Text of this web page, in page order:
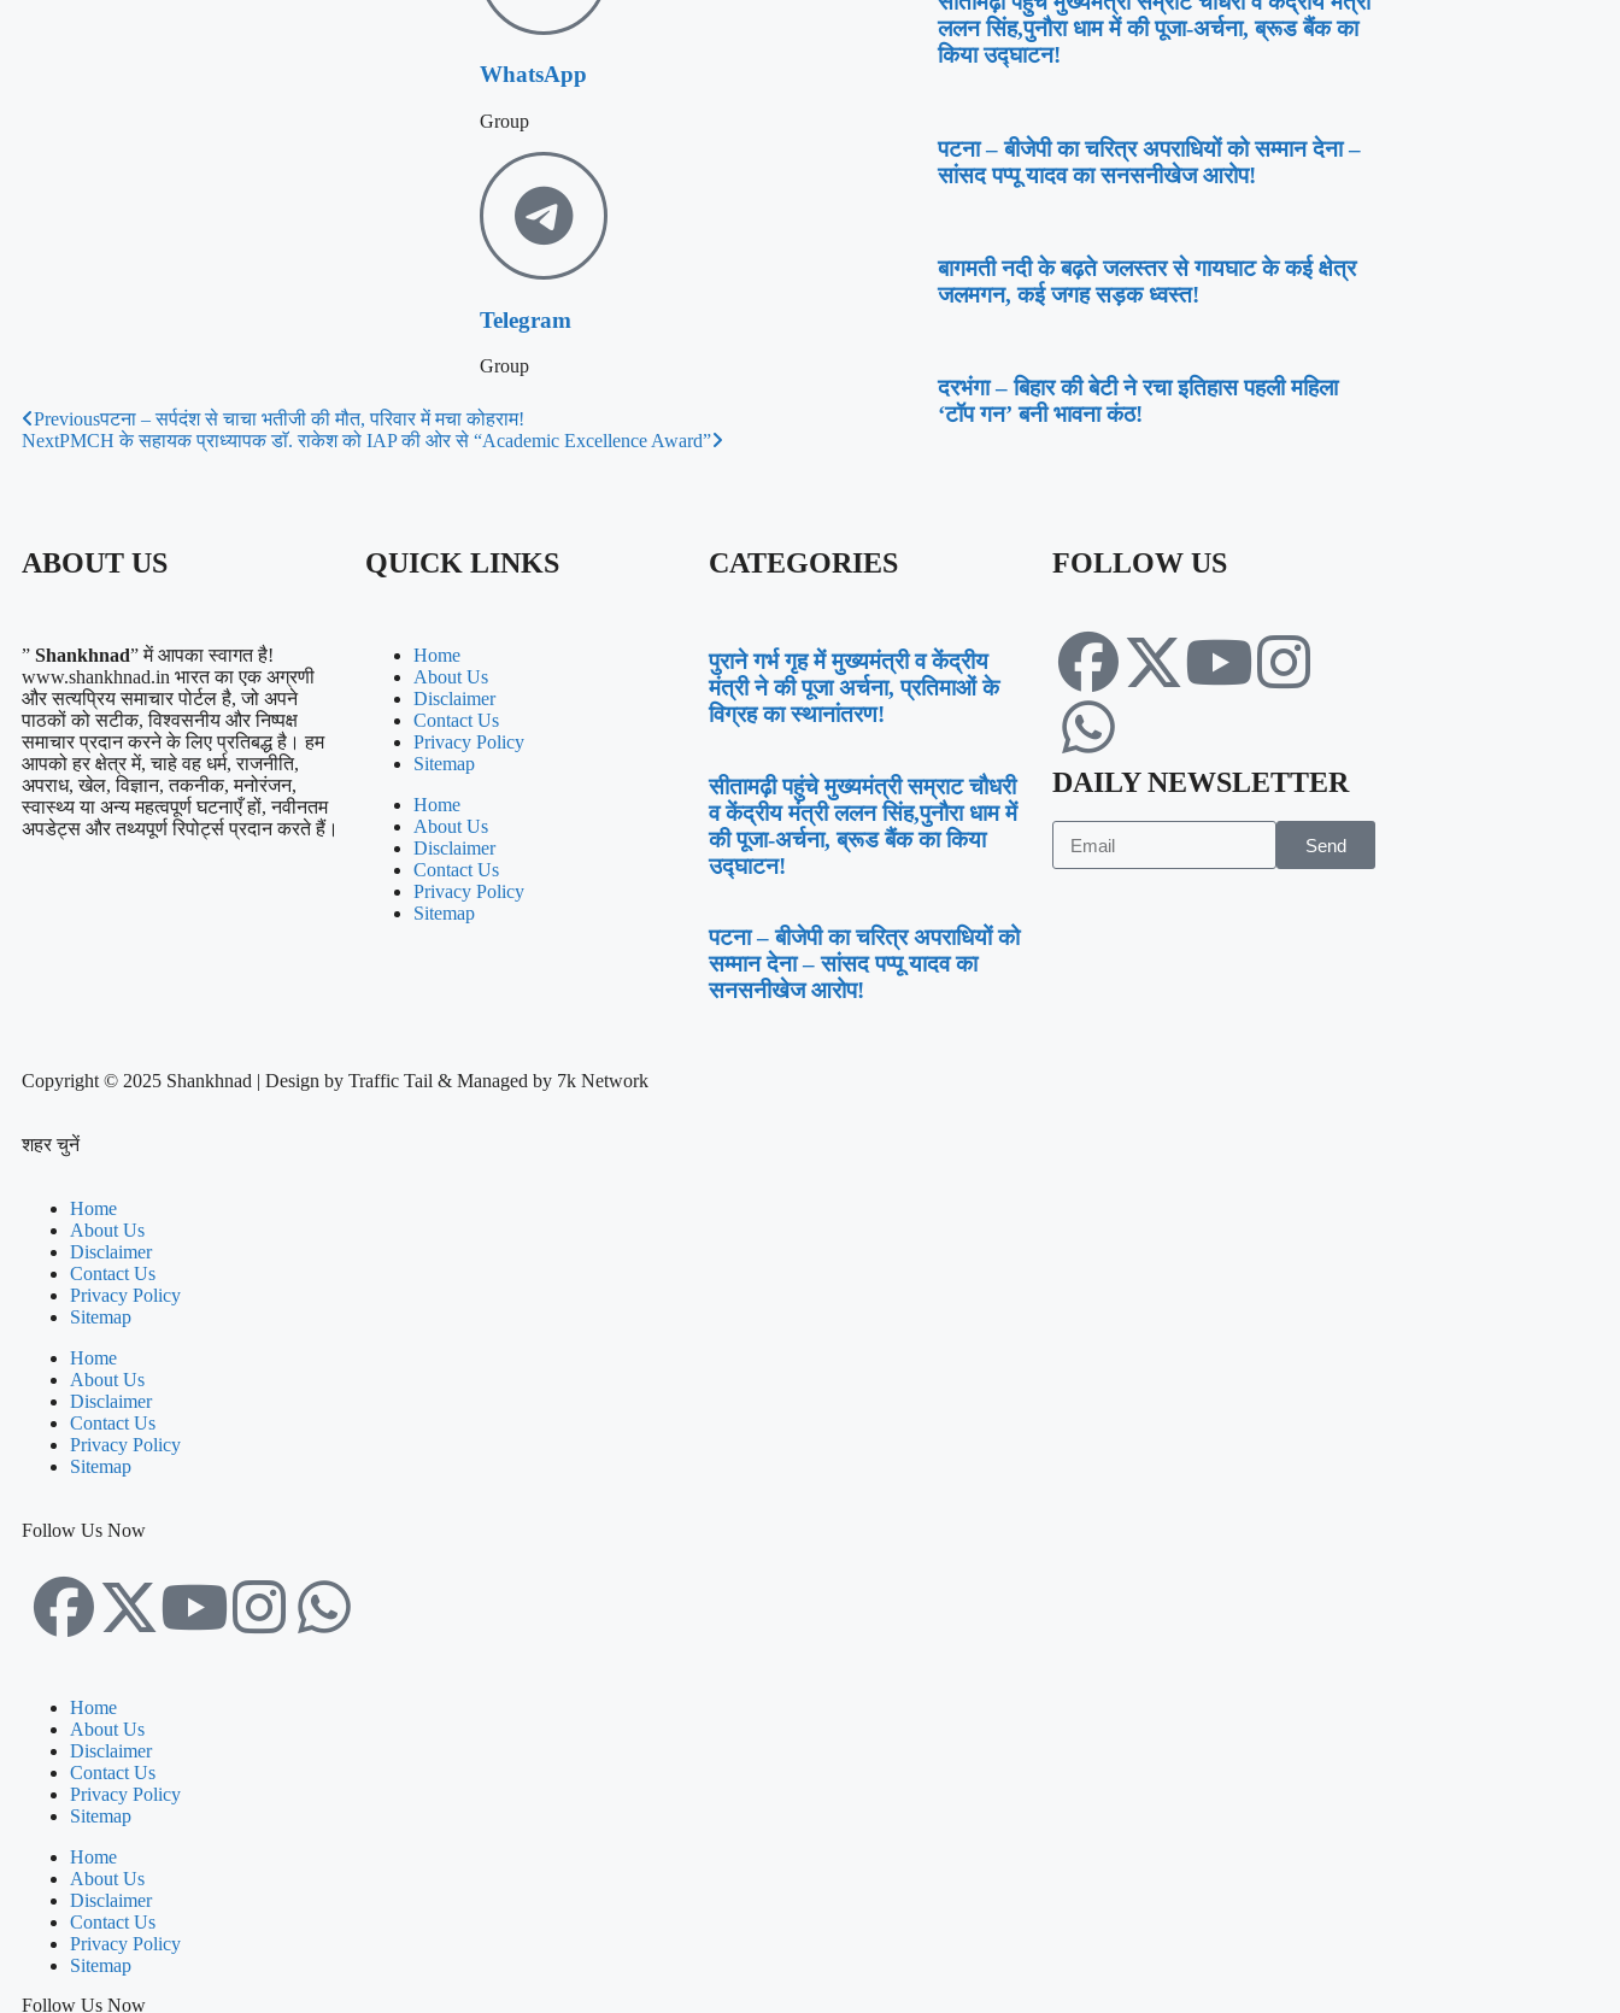
WhatsApp
Group
Telegram
Group
Previousपटना – सर्पदंश से चाचा भतीजी की मौत, परिवार में मचा कोहराम!
NextPMCH के सहायक प्राध्यापक डाॅ. राकेश को IAP की ओर से “Academic Excellence Award”
ललन सिंह,पुनौरा धाम में की पूजा-अर्चना, ब्रूड बैंक का
किया उद्घाटन!
पटना – बीजेपी का चरित्र अपराधियों को सम्मान देना –
सांसद पप्पू यादव का सनसनीखेज आरोप!
बागमती नदी के बढ़ते जलस्तर से गायघाट के कई क्षेत्र
जलमगन, कई जगह सड़क ध्वस्त!
दरभंगा – बिहार की बेटी ने रचा इतिहास पहली महिला
‘टॉप गन’ बनी भावना कंठ!
ABOUT US
” Shankhnad” में आपका स्वागत है!
www.shankhnad.in भारत का एक अग्रणी
और सत्यप्रिय समाचार पोर्टल है, जो अपने
पाठकों को सटीक, विश्वसनीय और निष्पक्ष
समाचार प्रदान करने के लिए प्रतिबद्ध है। हम
आपको हर क्षेत्र में, चाहे वह धर्म, राजनीति,
अपराध, खेल, विज्ञान, तकनीक, मनोरंजन,
स्वास्थ्य या अन्य महत्वपूर्ण घटनाएँ हों, नवीनतम
अपडेट्स और तथ्यपूर्ण रिपोर्ट्स प्रदान करते हैं।
QUICK LINKS
Home
About Us
Disclaimer
Contact Us
Privacy Policy
Sitemap
Home
About Us
Disclaimer
Contact Us
Privacy Policy
Sitemap
CATEGORIES
पुराने गर्भ गृह में मुख्यमंत्री व केंद्रीय
मंत्री ने की पूजा अर्चना, प्रतिमाओं के
विग्रह का स्थानांतरण!
सीतामढ़ी पहुंचे मुख्यमंत्री सम्राट चौधरी
व केंद्रीय मंत्री ललन सिंह,पुनौरा धाम में
की पूजा-अर्चना, ब्रूड बैंक का किया
उद्घाटन!
पटना – बीजेपी का चरित्र अपराधियों को
सम्मान देना – सांसद पप्पू यादव का
सनसनीखेज आरोप!
FOLLOW US
DAILY NEWSLETTER
Send
Copyright © 2025 Shankhnad | Design by Traffic Tail & Managed by 7k Network
शहर चुनें
Home
About Us
Disclaimer
Contact Us
Privacy Policy
Sitemap
Home
About Us
Disclaimer
Contact Us
Privacy Policy
Sitemap
Follow Us Now
Home
About Us
Disclaimer
Contact Us
Privacy Policy
Sitemap
Home
About Us
Disclaimer
Contact Us
Privacy Policy
Sitemap
Follow Us Now